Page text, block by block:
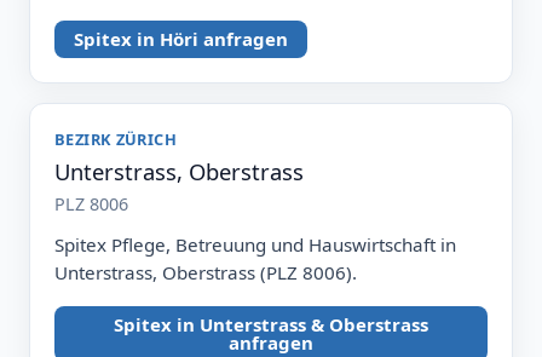
Spitex in Höri anfragen
BEZIRK ZÜRICH
Unterstrass, Oberstrass
PLZ 8006
Spitex Pflege, Betreuung und Hauswirtschaft in
Unterstrass, Oberstrass (PLZ 8006).
Spitex in Unterstrass & Oberstrass
anfragen